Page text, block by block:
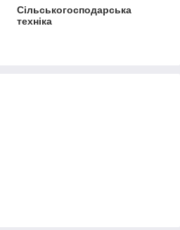
Сільськогосподарська
техніка